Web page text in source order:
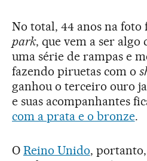
No total, 44 anos na
park, que vem a ser
uma série de rampas e
fazendo piruetas com o
ganhou o terceiro ouro
e suas acompanhantes
com a prata e o bronze.
O Reino Unido,